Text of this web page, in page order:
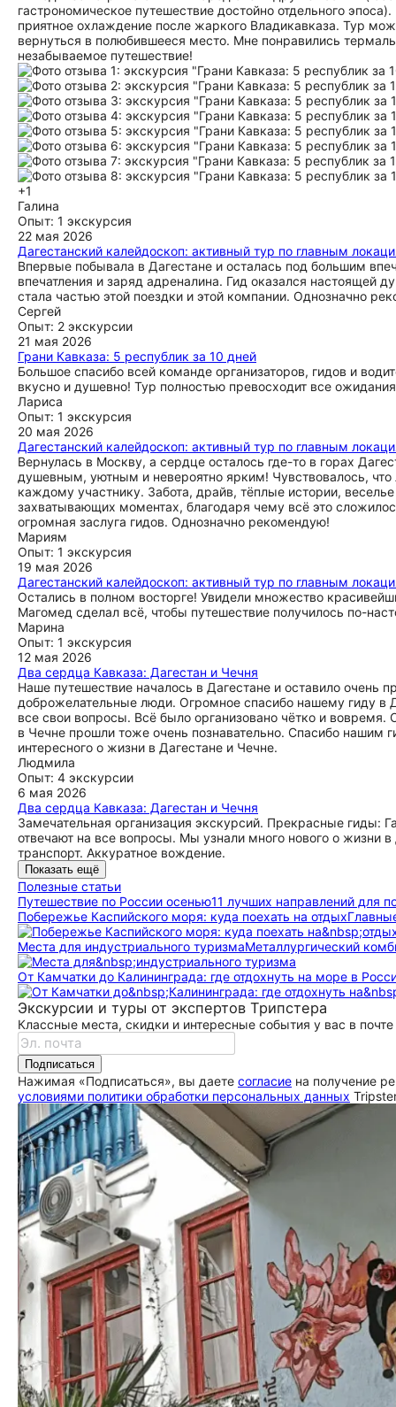
гастрономическое путешествие достойно отдельного
приятное охлаждение после жаркого Владикавказа. Тур
вернуться в полюбившееся место. Мне понравились
незабываемое путешествие!
+1
Галина
Опыт: 1 экскурсия
22 мая 2026
Дагестанский калейдоскоп: активный тур по главным
Впервые побывала в Дагестане и осталась под большим
впечатления и заряд адреналина. Гид оказался настоящей
стала частью этой поездки и этой компании. Однозначно
Сергей
Опыт: 2 экскурсии
21 мая 2026
Грани Кавказа: 5 республик за 10 дней
Большое спасибо всей команде организаторов, гидов и
вкусно и душевно! Тур полностью превосходит все
Лариса
Опыт: 1 экскурсия
20 мая 2026
Дагестанский калейдоскоп: активный тур по главным
Вернулась в Москву, а сердце осталось где-то в горах
душевным, уютным и невероятно ярким! Чувствовалось,
каждому участнику. Забота, драйв, тёплые истории,
захватывающих моментах, благодаря чему всё это
огромная заслуга гидов. Однозначно рекомендую!
Мариям
Опыт: 1 экскурсия
19 мая 2026
Дагестанский калейдоскоп: активный тур по главным
Остались в полном восторге! Увидели множество
Магомед сделал всё, чтобы путешествие получилось по-
Марина
Опыт: 1 экскурсия
12 мая 2026
Два сердца Кавказа: Дагестан и Чечня
Наше путешествие началось в Дагестане и оставило очень
доброжелательные люди. Огромное спасибо нашему гиду в
все свои вопросы. Всё было организовано чётко и
в Чечне прошли тоже очень познавательно. Спасибо нашим
интересного о жизни в Дагестане и Чечне.
Людмила
Опыт: 4 экскурсии
6 мая 2026
Два сердца Кавказа: Дагестан и Чечня
Замечательная организация экскурсий. Прекрасные гиды:
отвечают на все вопросы. Мы узнали много нового о жизни
транспорт. Аккуратное вождение.
Показать ещё
Полезные статьи
Путешествие по России осенью11 лучших направлений для
Побережье Каспийского моря: куда поехать на отдых
Места для индустриального туризмаМеталлургический
От Камчатки до Калининграда: где отдохнуть на море в
Экскурсии и туры от экспертов Трипстера
Классные места, скидки и интересные события у вас в почте
Подписаться
Нажимая «Подписаться», вы даете согласие на получение
условиями политики обработки персональных данных